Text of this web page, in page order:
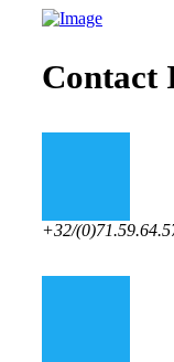
Contact
+32/